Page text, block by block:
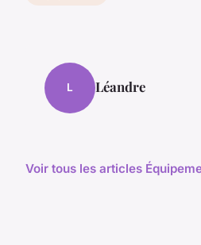
L Léandre
Voir tous les articles